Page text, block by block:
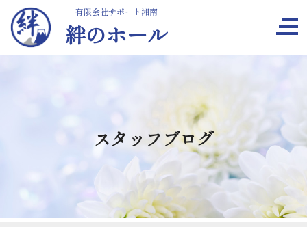
有限会社サポート湘南
絆のホール
スタッフブログ